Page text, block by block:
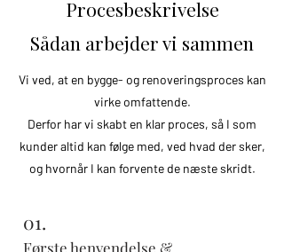
Procesbeskrivelse
Sådan arbejder vi sammen
Vi ved, at en bygge- og renoveringsproces kan
virke omfattende.
Derfor har vi skabt en klar proces, så I som
kunder altid kan følge med, ved hvad der sker,
og hvornår I kan forvente de næste skridt.
01.
Første henvendelse &